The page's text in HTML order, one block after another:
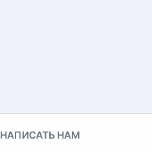
НАПИСАТЬ НАМ